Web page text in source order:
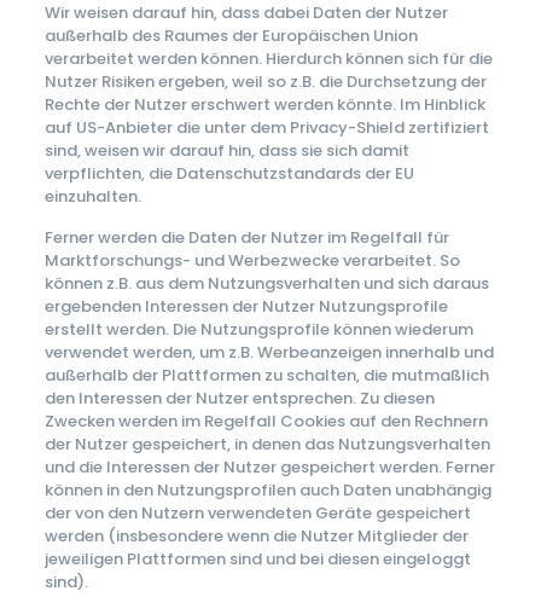
Wir weisen darauf hin, dass dabei Daten der Nutzer
außerhalb des Raumes der Europäischen Union
verarbeitet werden können. Hierdurch können sich für die
Nutzer Risiken ergeben, weil so z.B. die Durchsetzung der
Rechte der Nutzer erschwert werden könnte. Im Hinblick
auf US-Anbieter die unter dem Privacy-Shield zertifiziert
sind, weisen wir darauf hin, dass sie sich damit
verpflichten, die Datenschutzstandards der EU
einzuhalten.
Ferner werden die Daten der Nutzer im Regelfall für
Marktforschungs- und Werbezwecke verarbeitet. So
können z.B. aus dem Nutzungsverhalten und sich daraus
ergebenden Interessen der Nutzer Nutzungsprofile
erstellt werden. Die Nutzungsprofile können wiederum
verwendet werden, um z.B. Werbeanzeigen innerhalb und
außerhalb der Plattformen zu schalten, die mutmaßlich
den Interessen der Nutzer entsprechen. Zu diesen
Zwecken werden im Regelfall Cookies auf den Rechnern
der Nutzer gespeichert, in denen das Nutzungsverhalten
und die Interessen der Nutzer gespeichert werden. Ferner
können in den Nutzungsprofilen auch Daten unabhängig
der von den Nutzern verwendeten Geräte gespeichert
werden (insbesondere wenn die Nutzer Mitglieder der
jeweiligen Plattformen sind und bei diesen eingeloggt
sind).